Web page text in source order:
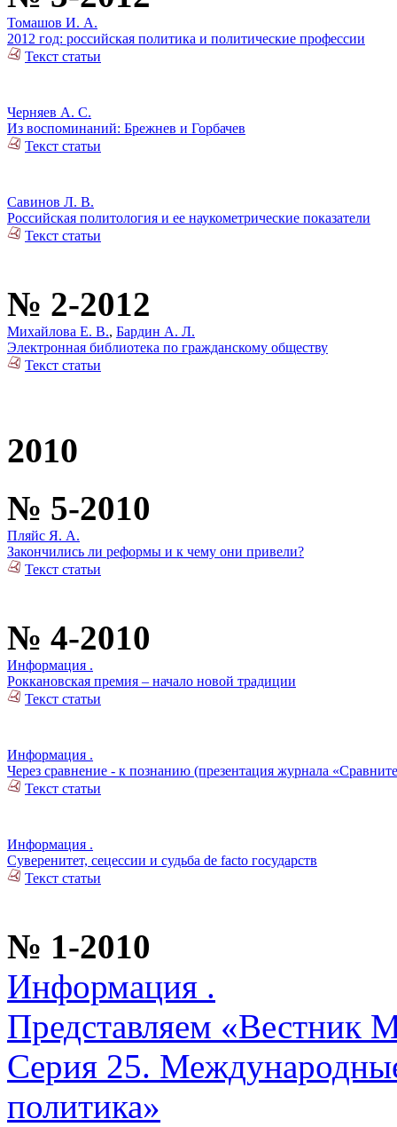
Томашов И. А.
2012 год: российская политика и политические профессии
Текст статьи
Черняев А. С.
Из воспоминаний: Брежнев и Горбачев
Текст статьи
Савинов Л. В.
Российская политология и ее наукометрические показатели
Текст статьи
№ 2-2012
Михайлова Е. В., Бардин А. Л.
Электронная библиотека по гражданскому обществу
Текст статьи
2010
№ 5-2010
Пляйс Я. А.
Закончились ли реформы и к чему они привели?
Текст статьи
№ 4-2010
Информация .
Роккановская премия – начало новой традиции
Текст статьи
Информация .
Через сравнение - к познанию (презентация журнала
Текст статьи
Информация .
Суверенитет, сецессии и судьба de facto государств
Текст статьи
№ 1-2010
Информация .
Представляем «Вестник
Серия 25.
политика»